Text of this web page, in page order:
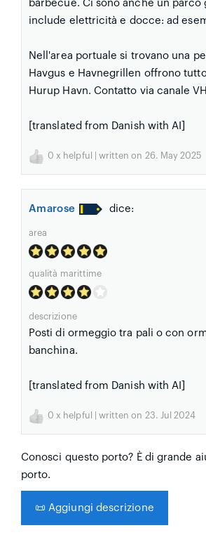
barbecue. Ci sono anche un
include elettricità e docce: ad
Nell'area portuale si trovano una
Havgus e Havnegrillen offrono
Hurup Havn. Contatto via canale
[translated from Danish with AI]
0 x helpful | written on 26. May 2025
Amarose dice:
area
qualità marittime
descrizione
Posti di ormeggio tra pali o con
banchina.
[translated from Danish with AI]
0 x helpful | written on 23. Jul 2024
Conosci questo porto? È di grande
porto.
📜 Aggiungi descrizione